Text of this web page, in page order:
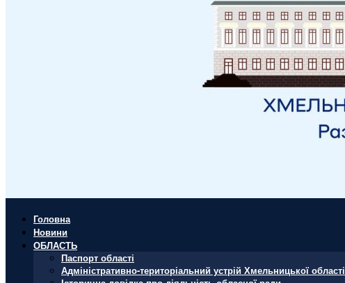
Головна
Новини
ОБЛАСТЬ
Паспорт області
Адміністративно-територіальний устрій Хмельницької області